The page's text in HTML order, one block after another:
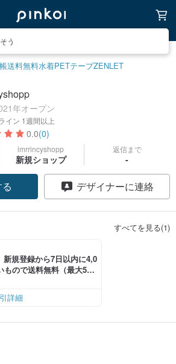
う
送料無料水着PETテープZENLET
年オープン
イン 1週間以上
0.0(0)
imrrincyshopp
新規ショップ
返信まで
-
デザイナーに連絡
すべてを見る(1)
新規登録から7日以内に4,0
もので送料無料（最大500
詳細